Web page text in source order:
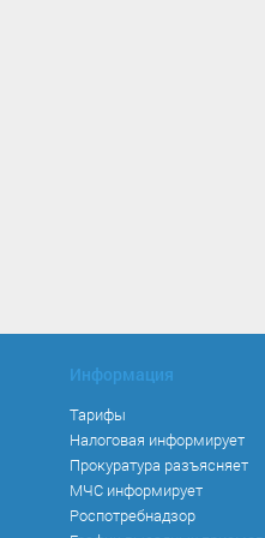
Информация
Тарифы
Налоговая информирует
Прокуратура разъясняет
МЧС информирует
Роспотребнадзор